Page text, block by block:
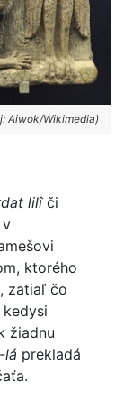
Aiwok/Wikimedia)
lilîči
v
ktorého
zatiaľ čo
kedysi
žiadnu
lá prekladá